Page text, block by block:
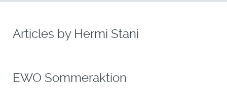
Articles by Hermi Stani
EWO Sommeraktion